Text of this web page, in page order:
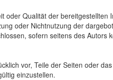
Qualität der
oder Nichtnutzung der
sofern seitens des Autors
vor, Teile der Seiten oder
einzustellen.